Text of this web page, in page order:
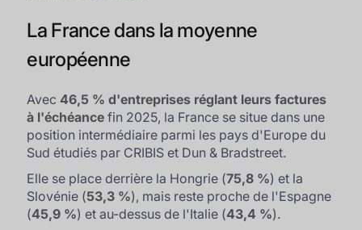
La France dans la moyenne
européenne
Avec46,5 % d'entreprises réglant leurs factures
à l'échéance fin 2025, la France se situe dans une
position intermédiaire parmi les pays d'Europe du
Sud étudiés par CRIBIS et Dun & Bradstreet.
Elle se place derrière la Hongrie (75,8 %) et la
Slovénie (53,3 %), mais reste proche de l'Espagne
(45,9 %) et au-dessus de l'Italie (43,4 %).